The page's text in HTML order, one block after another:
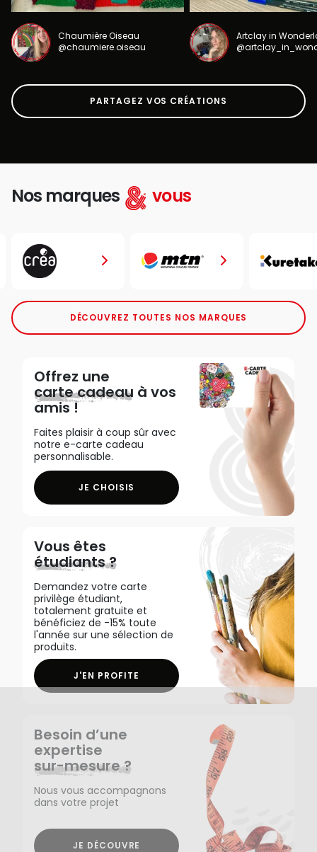
Chaumière Oiseau
@chaumiere.oiseau
Artclay in
PARTAGEZ VOS CRÉATIONS
Nos marques vous
DÉCOUVREZ TOUTES NOS MARQUES
Offrez une
carte cadeau à vos
amis !
Faites plaisir à coup sûr avec
notre e-carte cadeau
personnalisable.
JE CHOISIS
Vous êtes
étudiants ?
Demandez votre carte
privilège étudiant,
totalement gratuite et
bénéficiez de -15% toute
l'année sur une sélection de
produits.
J'EN PROFITE
Besoin d’une
expertise
sur-mesure ?
Nous vous accompagnons
dans votre projet
JE DÉCOUVRE